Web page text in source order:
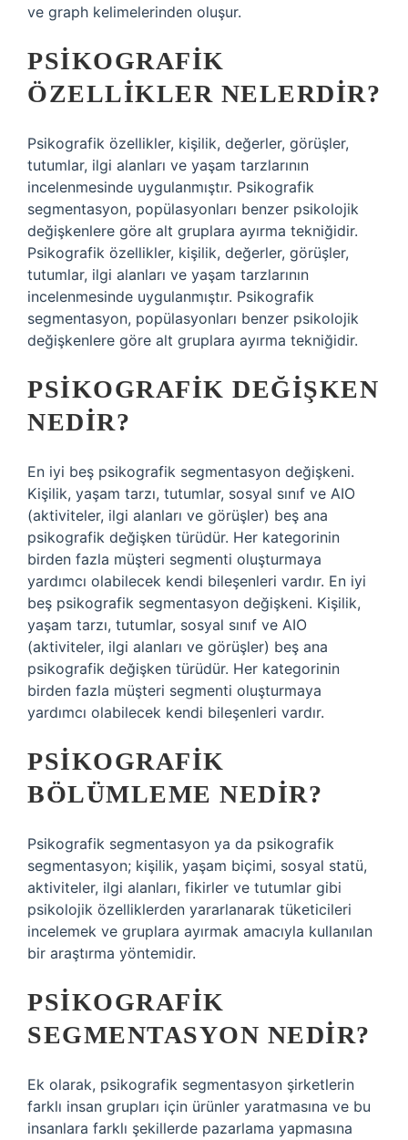
ve graph kelimelerinden oluşur.
PSIKOGRAFIK
ÖZELLIKLER NELERDIR?
Psikografik özellikler, kişilik, değerler, görüşler,
tutumlar, ilgi alanları ve yaşam tarzlarının
incelenmesinde uygulanmıştır. Psikografik
segmentasyon, popülasyonları benzer psikolojik
değişkenlere göre alt gruplara ayırma tekniğidir.
Psikografik özellikler, kişilik, değerler, görüşler,
tutumlar, ilgi alanları ve yaşam tarzlarının
incelenmesinde uygulanmıştır. Psikografik
segmentasyon, popülasyonları benzer psikolojik
değişkenlere göre alt gruplara ayırma tekniğidir.
PSIKOGRAFIK DEĞIŞKEN
NEDIR?
En iyi beş psikografik segmentasyon değişkeni.
Kişilik, yaşam tarzı, tutumlar, sosyal sınıf ve AIO
(aktiviteler, ilgi alanları ve görüşler) beş ana
psikografik değişken türüdür. Her kategorinin
birden fazla müşteri segmenti oluşturmaya
yardımcı olabilecek kendi bileşenleri vardır. En iyi
beş psikografik segmentasyon değişkeni. Kişilik,
yaşam tarzı, tutumlar, sosyal sınıf ve AIO
(aktiviteler, ilgi alanları ve görüşler) beş ana
psikografik değişken türüdür. Her kategorinin
birden fazla müşteri segmenti oluşturmaya
yardımcı olabilecek kendi bileşenleri vardır.
PSIKOGRAFIK
BÖLÜMLEME NEDIR?
Psikografik segmentasyon ya da psikografik
segmentasyon; kişilik, yaşam biçimi, sosyal statü,
aktiviteler, ilgi alanları, fikirler ve tutumlar gibi
psikolojik özelliklerden yararlanarak tüketicileri
incelemek ve gruplara ayırmak amacıyla kullanılan
bir araştırma yöntemidir.
PSIKOGRAFIK
SEGMENTASYON NEDIR?
Ek olarak, psikografik segmentasyon şirketlerin
farklı insan grupları için ürünler yaratmasına ve bu
insanlara farklı şekillerde pazarlama yapmasına